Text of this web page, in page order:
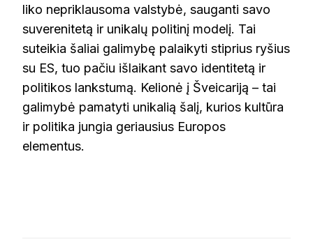
liko nepriklausoma valstybė, sauganti savo
suverenitetą ir unikalų politinį modelį. Tai
suteikia šaliai galimybę palaikyti stiprius ryšius
su ES, tuo pačiu išlaikant savo identitetą ir
politikos lankstumą. Kelionė į Šveicariją – tai
galimybė pamatyti unikalią šalį, kurios kultūra
ir politika jungia geriausius Europos
elementus.